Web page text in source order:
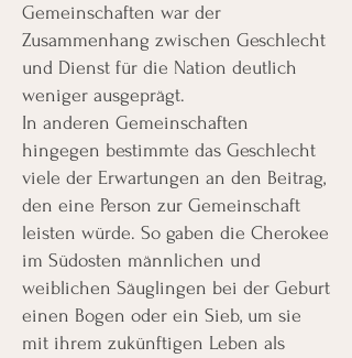
Gemeinschaften war der
Zusammenhang zwischen Geschlecht
und Dienst für die Nation deutlich
weniger ausgeprägt.
In anderen Gemeinschaften
hingegen bestimmte das Geschlecht
viele der Erwartungen an den Beitrag,
den eine Person zur Gemeinschaft
leisten würde. So gaben die Cherokee
im Südosten männlichen und
weiblichen Säuglingen bei der Geburt
einen Bogen oder ein Sieb, um sie
mit ihrem zukünftigen Leben als